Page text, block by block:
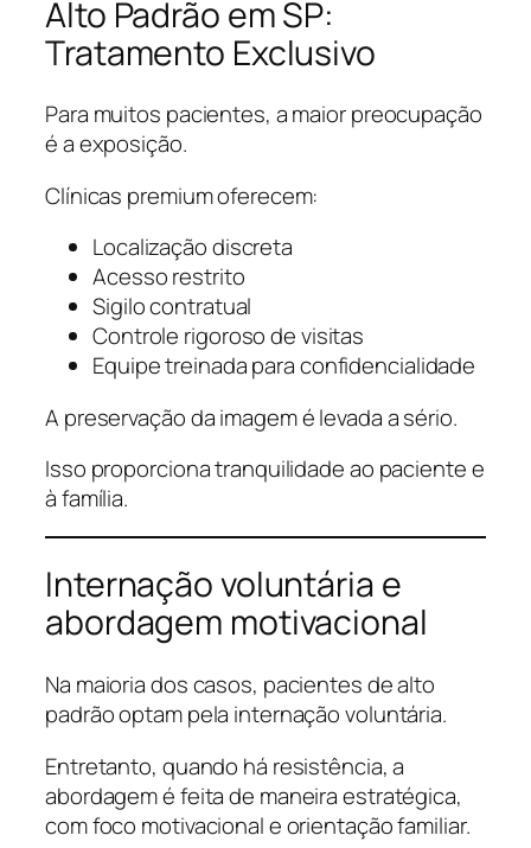
Alto Padrão em SP:
Tratamento Exclusivo
Para muitos pacientes, a maior preocupação
é a exposição.
Clínicas premium oferecem:
Localização discreta
Acesso restrito
Sigilo contratual
Controle rigoroso de visitas
Equipe treinada para confidencialidade
A preservação da imagem é levada a sério.
Isso proporciona tranquilidade ao paciente e
à família.
Internação voluntária e
abordagem motivacional
Na maioria dos casos, pacientes de alto
padrão optam pela internação voluntária.
Entretanto, quando há resistência, a
abordagem é feita de maneira estratégica,
com foco motivacional e orientação familiar.